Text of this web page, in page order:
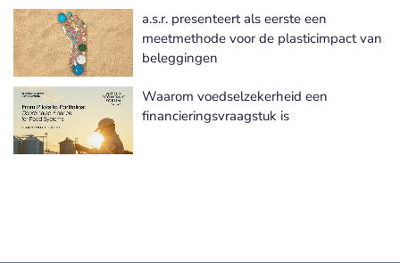
a.s.r. presenteert als eerste een
meetmethode voor de plasticimpact van
beleggingen
Waarom voedselzekerheid een
financieringsvraagstuk is